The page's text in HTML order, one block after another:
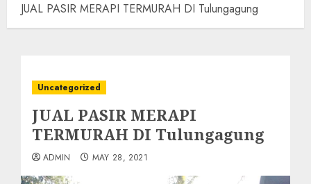
JUAL PASIR MERAPI TERMURAH DI Tulungagung
Uncategorized
JUAL PASIR MERAPI
TERMURAH DI Tulungagung
ADMIN MAY 28, 2021